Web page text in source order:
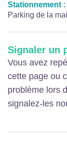
Stationnement :
Parking de la
Signaler un
Vous avez
cette page ou
problème lors
signalez-les